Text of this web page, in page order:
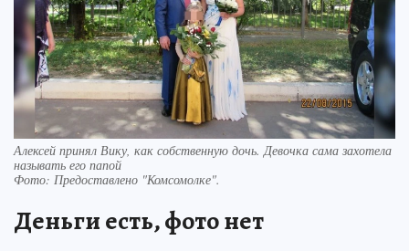
Алексей принял Вику, как собственную дочь. Девочка сама захотела
называть его папой
Фото: Предоставлено "Комсомолке".
Деньги есть, фото нет